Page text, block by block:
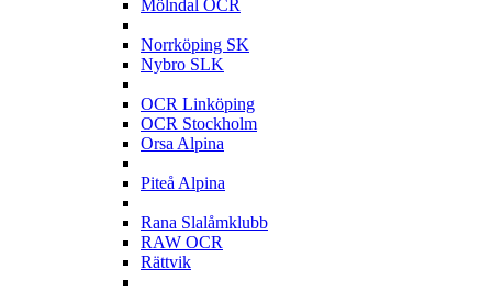
Mölndal OCR
Norrköping SK
Nybro SLK
OCR Linköping
OCR Stockholm
Orsa Alpina
Piteå Alpina
Rana Slalåmklubb
RAW OCR
Rättvik